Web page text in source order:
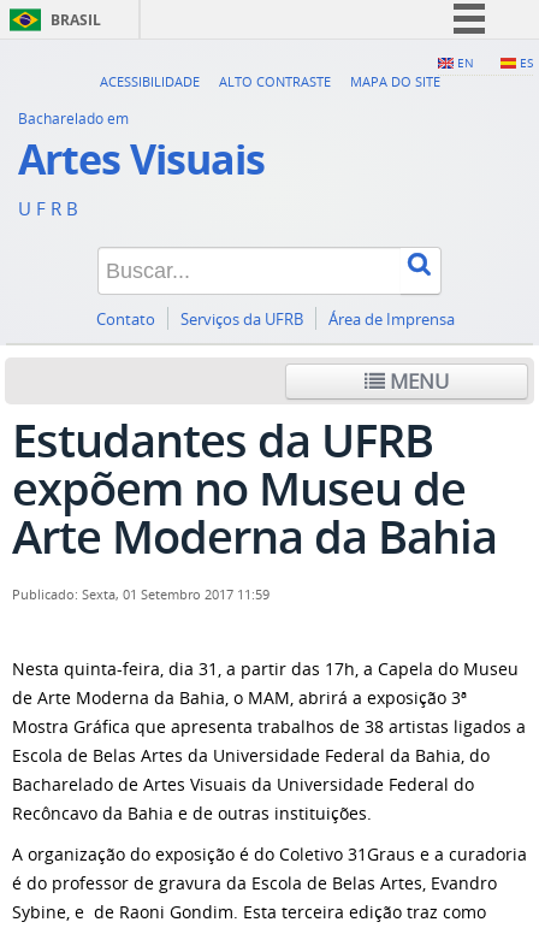
BRASIL
Canais
EN ES
ACESSIBILIDADE ALTO CONTRASTE MAPA DO SITE
Bacharelado em
Artes Visuais
U F R B
Contato Serviços da UFRB Área de Imprensa
MENU
Estudantes da UFRB
expõem no Museu de
Arte Moderna da Bahia
Publicado: Sexta, 01 Setembro 2017 11:59
Nesta quinta-feira, dia 31, a partir das 17h, a Capela do Museu
de Arte Moderna da Bahia, o MAM, abrirá a exposição 3ª
Mostra Gráfica que apresenta trabalhos de 38 artistas ligados a
Escola de Belas Artes da Universidade Federal da Bahia, do
Bacharelado de Artes Visuais da Universidade Federal do
Recôncavo da Bahia e de outras instituições.
A organização do exposição é do Coletivo 31Graus e a curadoria
é do professor de gravura da Escola de Belas Artes, Evandro
Sybine, e de Raoni Gondim. Esta terceira edição traz como